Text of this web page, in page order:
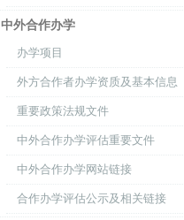
中外合作办学
办学项目
外方合作者办学资质及基本信息
重要政策法规文件
中外合作办学评估重要文件
中外合作办学网站链接
合作办学评估公示及相关链接